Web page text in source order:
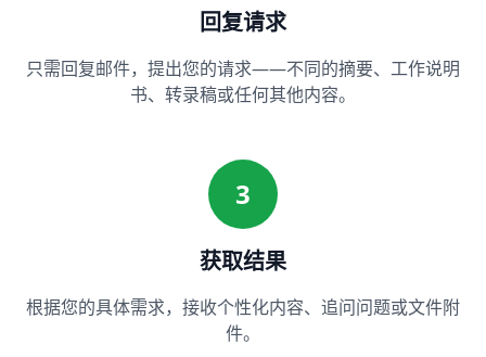
回复请求
只需回复邮件，提出您的请求——不同的摘要、工作说明
书、转录稿或任何其他内容。
3
获取结果
根据您的具体需求，接收个性化内容、追问问题或文件附
件。